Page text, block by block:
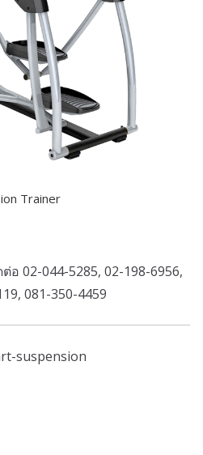
Trainer
02-044-5285, 02-198-6956,
081-350-4459
suspension